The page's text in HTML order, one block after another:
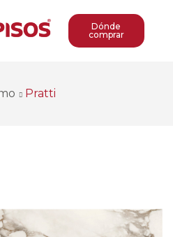
Dónde
comprar
Pratti